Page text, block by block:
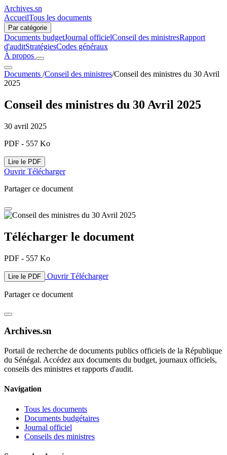
Archives.sn
AccueilTous les documents
Par catégorie
Documents budgetJournal officielConseil des ministresRapport
d'auditStratégiesCodes généraux
À propos
Documents /Conseil des ministres/Conseil des ministres du 30 Avril
2025
Conseil des ministres du 30 Avril 2025
30 avril 2025
PDF - 557 Ko
Lire le PDF
OuvrirTélécharger
Partager ce document
Télécharger le document
PDF - 557 Ko
Lire le PDF OuvrirTélécharger
Partager ce document
Archives.sn
Portail de recherche de documents publics officiels de la République
du Sénégal. Accédez aux documents du budget, journaux officiels,
conseils des ministres et rapports d'audit.
Navigation
Tous les documents
Documents budgétaires
Journal officiel
Conseils des ministres